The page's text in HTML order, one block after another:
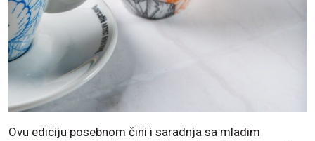
Ovu ediciju posebnom čini i saradnja sa mladim